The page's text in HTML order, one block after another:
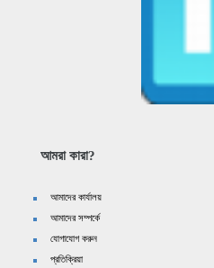
আমরা কারা?
আমাদের কার্যালয়
আমাদের সম্পর্কে
যোগাযোগ করুন
প্রতিক্রিয়া